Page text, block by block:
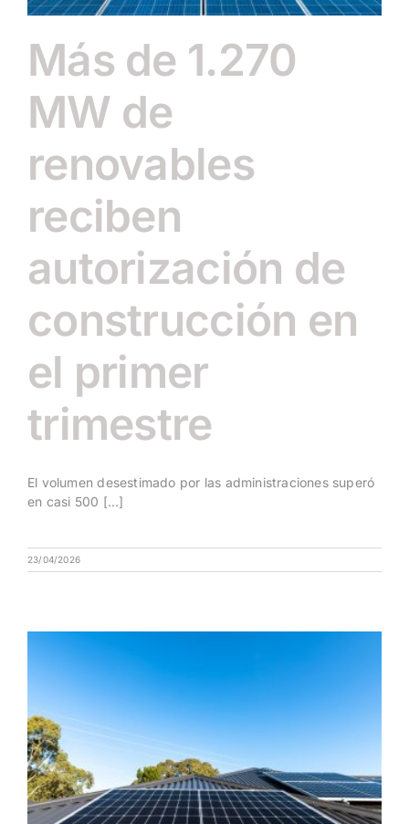
Más de 1.270
MW de
renovables
reciben
autorización de
construcción en
el primer
trimestre
El volumen desestimado por las administraciones superó
en casi 500 [...]
23/04/2026